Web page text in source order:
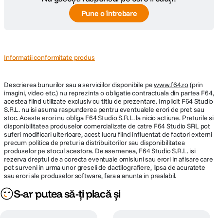
videoclipuri in pozitie verticala, totusi. Asadar, cand transferati fisierele,
acestea sunt automat orientate in stil portret, nu peisaj, ceea ce este
perfect pentru Instagram Stories, IGTV si TikTok. Pot spune ca in jur de
60 % din continutul meu este reprezentat in prezent de videoclipuri
verticale, asa ca optiunea asta chiar economiseste timp.
SPECIFICATII FOTO:
Format fisiere JPEG, Raw
Profil culoare sRGB / Adobe RGB
Sensibilitate
ISO
Auto, 100-25600 (Extins: 100-51200)
Masurarea
expunerii
Center-Weighted Average, Evaluative,
Partial, Spot
Moduri
expunere
Prioritate diafragma, Manual, Program,
Prioritate declansator Compensarea
expunerii: +/-3 EV in trepte de 1/3 3
fotografii, +/- 2 EV, in trepte de 1/3 (se
Pune o întrebare
Informatii conformitate produs
Descrierea bunurilor sau a serviciilor disponibile pewww.f64.ro(prin
imagini, video etc.) nu reprezinta o obligatie contractuala din partea F64,
acestea fiind utilizate exclusiv cu titlu de prezentare. Implicit F64 Studio
S.R.L. nu isi asuma raspunderea pentru eventualele erori de pret sau
stoc. Aceste erori nu obliga F64 Studio S.R.L. la nicio actiune. Preturile si
disponibilitatea produselor comercializate de catre F64 Studio SRL pot
suferi modificari ulterioare, acest lucru fiind influentat de factori externi
precum politica de preturi a distribuitorilor sau disponibilitatea
produselor pe stocul acestora. De asemenea, F64 Studio S.R.L. isi
rezerva dreptul de a corecta eventuale omisiuni sau erori in afisare care
pot surveni in urma unor greseli de dactilografiere, lipsa de acuratete
sau erori ale produselor software, fara a anunta in prealabil.
S-ar putea să-ți placă și